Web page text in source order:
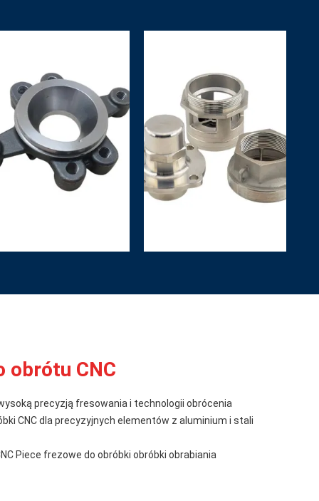
obrótu CNC
precyzją fresowania i technologii obrócenia
CNC dla precyzyjnych elementów z aluminium i stali
Piece frezowe do obróbki obróbki obrabiania